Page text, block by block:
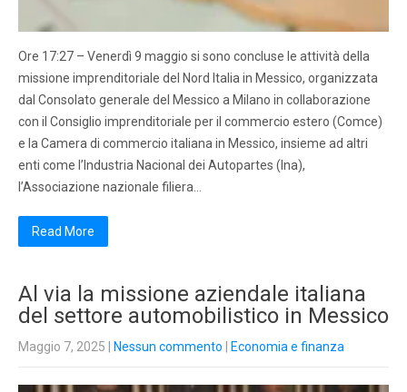
Ore 17:27 – Venerdì 9 maggio si sono concluse le attività della
missione imprenditoriale del Nord Italia in Messico, organizzata
dal Consolato generale del Messico a Milano in collaborazione
con il Consiglio imprenditoriale per il commercio estero (Comce)
e la Camera di commercio italiana in Messico, insieme ad altri
enti come l’Industria Nacional dei Autopartes (Ina),
l’Associazione nazionale filiera…
Read More
Al via la missione aziendale italiana
del settore automobilistico in Messico
Maggio 7, 2025 Nessun commento Economia e finanza